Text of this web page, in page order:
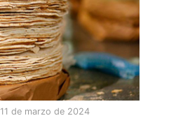
11 de marzo de 2024